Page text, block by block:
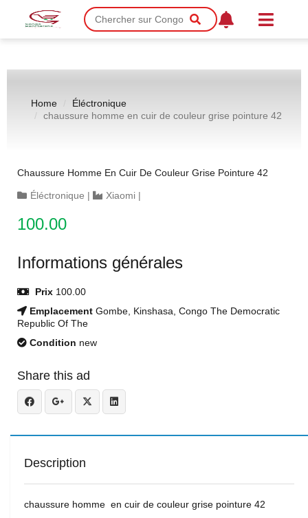
Home
Éléctronique
chaussure homme en cuir de couleur grise pointure 42
Chaussure Homme En Cuir De Couleur Grise Pointure 42
Éléctronique | Xiaomi |
100.00
Informations générales
Prix 100.00
Emplacement Gombe, Kinshasa, Congo The Democratic
Republic Of The
Condition new
Share this ad
Description
chaussure homme en cuir de couleur grise pointure 42